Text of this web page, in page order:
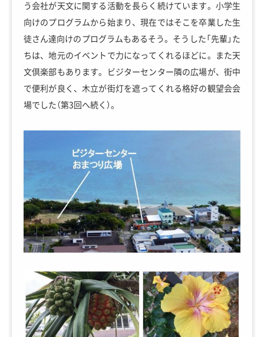
う会社が天文に関する活動を長らく続けています。小学生
向けのプログラムから始まり、現在ではそこを卒業した生
徒さん達向けのプログラムもあるそう。そうした「先輩」た
ちは、地元のイベントで力になってくれるほどに。また天
文倶楽部もあります。ビジターセンター隣の広場が、街中
で便利が良く、木立が街灯を遮ってくれる格好の観望会会
場でした（第3回へ続く）。